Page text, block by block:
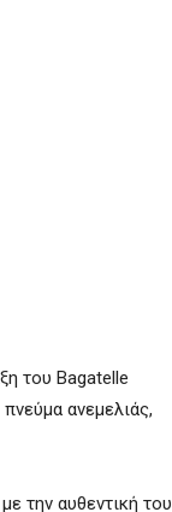
του Bagatelle
ανεμελιάς,
την αυθεντική του